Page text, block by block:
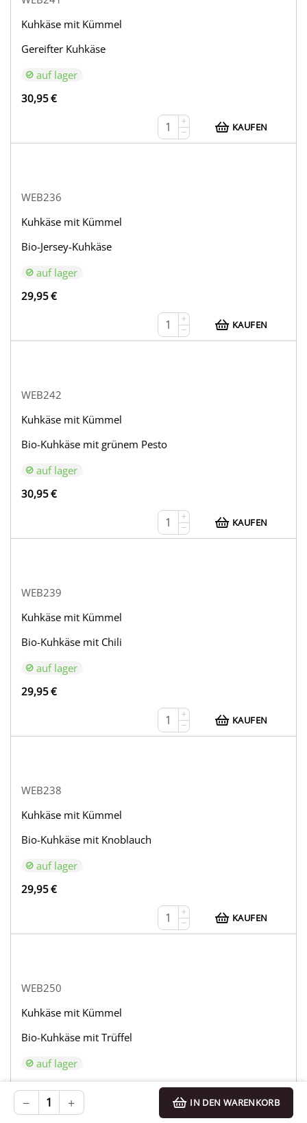
+
− IN DEN WARENKORB
Kuhkäse mit Kümmel
Gereifter Kuhkäse
auf lager
30,95€
+
−
KAUFEN
WEB236
Kuhkäse mit Kümmel
Bio-Jersey-Kuhkäse
auf lager
29,95€
+
−
KAUFEN
WEB242
Kuhkäse mit Kümmel
Bio-Kuhkäse mit grünem Pesto
auf lager
30,95€
+
−
KAUFEN
WEB239
Kuhkäse mit Kümmel
Bio-Kuhkäse mit Chili
auf lager
29,95€
+
−
KAUFEN
WEB238
Kuhkäse mit Kümmel
Bio-Kuhkäse mit Knoblauch
auf lager
29,95€
+
−
KAUFEN
WEB250
Kuhkäse mit Kümmel
Bio-Kuhkäse mit Trüffel
auf lager
33,95€
+
KAUFEN